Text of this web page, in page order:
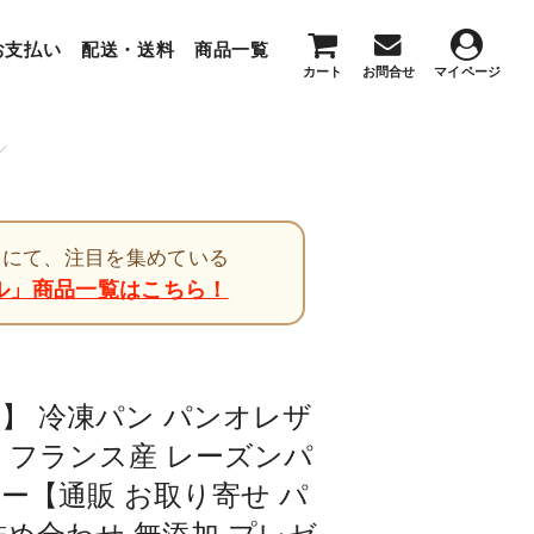
支払い 配送・送料 商品一覧
カート お問合せ マイページ
マイアカウント
て、注目を集めている
商品一覧はこちら！
冷凍パン パンオレザ
フランス産 レーズンパ
【通販 お取り寄せ パ